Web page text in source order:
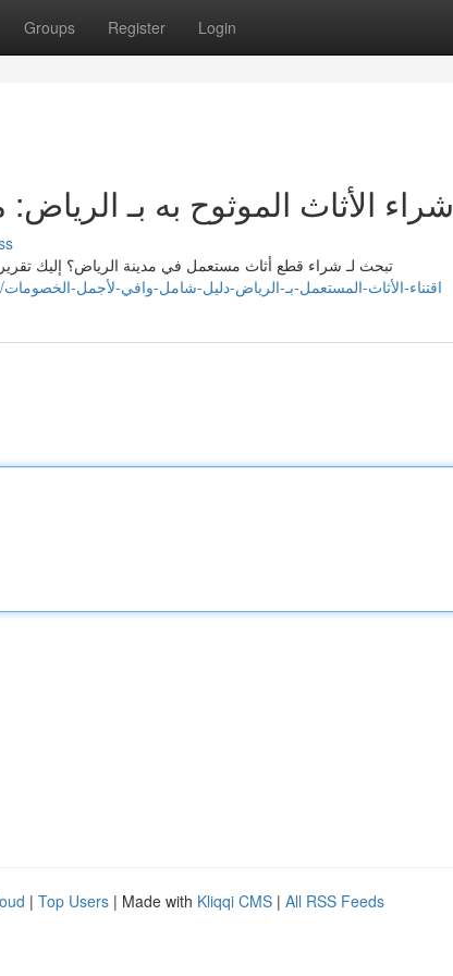
Groups Register Login
شراء الأثاث الموثوح به بـ
تبحث لـ شراء قطع أثاث مستعمل في مدينة الرياض؟ إليك
https://rorynmwb535389.blog4youth.com/42555851/اقتناء-الأثاث-المستعمل-بـ-الرياض-دليل-شامل-وافي-لأجمل-الخصومات
| Top Users | Made with Kliqqi CMS | All RSS Feeds